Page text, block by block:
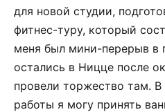
для новой студии,
фитнес-туру, который
меня был мини-перерыв в
остались в Ницце после
провели торжество там. В
работы я могу принять